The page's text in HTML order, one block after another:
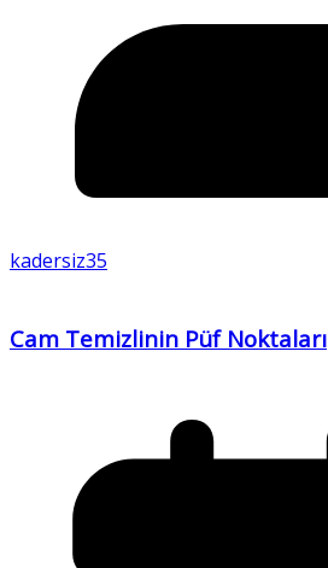
kadersiz35
Cam Temizlinin Püf Noktaları